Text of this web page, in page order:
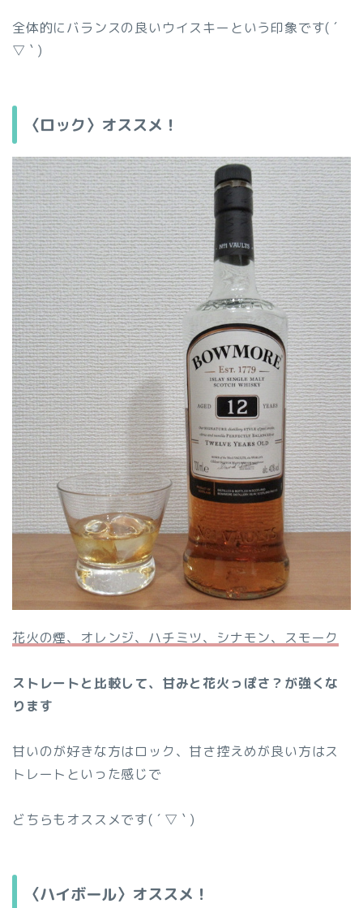
全体的にバランスの良いウイスキーという印象です( ´
▽ ` )
〈ロック〉オススメ！
花火の煙、オレンジ、ハチミツ、シナモン、スモーク
ストレートと比較して、甘みと花火っぽさ？が強くな
ります
甘いのが好きな方はロック、甘さ控えめが良い方はス
トレートといった感じで
どちらもオススメです( ´ ▽ ` )
〈ハイボール〉オススメ！